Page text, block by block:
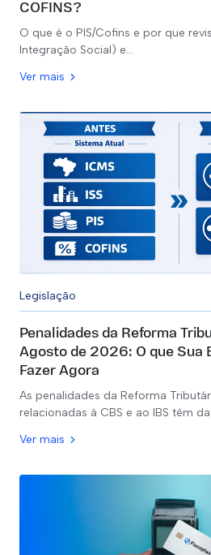
COFINS?
O que é o PIS/Cofins e por que
Integração Social) e…
Ver mais
Legislação
Penalidades da Reforma
Agosto de 2026: O que Sua
Fazer Agora
As penalidades da Reforma
relacionadas à CBS e ao IBS têm
Ver mais